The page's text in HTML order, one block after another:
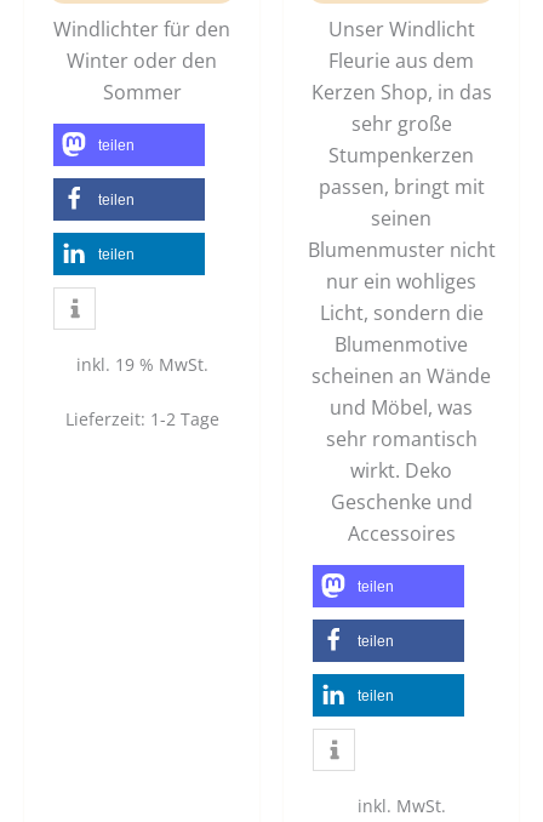
Windlichter für den
Winter oder den
Sommer
teilen
teilen
teilen
inkl. 19 % MwSt.
Lieferzeit: 1-2 Tage
Unser Windlicht
Fleurie aus dem
Kerzen Shop, in das
sehr große
Stumpenkerzen
passen, bringt mit
seinen
Blumenmuster nicht
nur ein wohliges
Licht, sondern die
Blumenmotive
scheinen an Wände
und Möbel, was
sehr romantisch
wirkt. Deko
Geschenke und
Accessoires
teilen
teilen
teilen
inkl. MwSt.